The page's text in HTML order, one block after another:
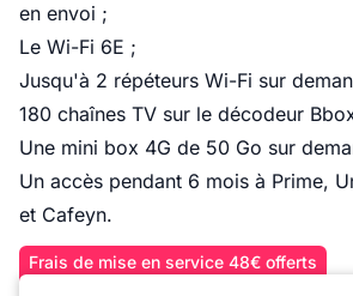
en envoi ;
Le Wi-Fi 6E ;
Jusqu'à 2 répéteurs Wi-Fi sur
180 chaînes TV sur le décodeur
Une mini box 4G de 50 Go sur
Un accès pendant 6 mois à Prime,
et Cafeyn.
Frais de mise en service 48€ offerts